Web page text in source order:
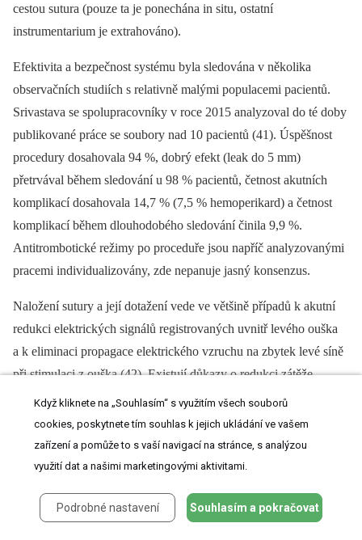
cestou sutura (pouze ta je ponechána in situ, ostatní
instrumentarium je extrahováno).
Efektivita a bezpečnost systému byla sledována v několika
observačních studiích s relativně malými populacemi pacientů.
Srivastava se spolupracovníky v roce 2015 analyzoval do té doby
publikované práce se soubory nad 10 pacientů (41). Úspěšnost
procedury dosahovala 94 %, dobrý efekt (leak do 5 mm)
přetrvával během sledování u 98 % pacientů, četnost akutních
komplikací dosahovala 14,7 % (7,5 % hemoperikard) a četnost
komplikací během dlouhodobého sledování činila 9,9 %.
Antitrombotické režimy po proceduře jsou napříč analyzovanými
pracemi individualizovány, zde nepanuje jasný konsenzus.
Naložení sutury a její dotažení vede ve většině případů k akutní
redukci elektrických signálů registrovaných uvnitř levého ouška
a k eliminaci propagace elektrického vzruchu na zbytek levé síně
při stimulaci z ouška (42). Existují důkazy o redukci zátěže
fibrilace síní u pacientů po ligaci ouška systémem Lariat (43).
Další v současné době dostupné perkutánní
Kromě okludérů Watchman a Amulet bylo v poslední vyvinuto
Když kliknete na „Souhlasím“ s využitím všech souborů
cookies, poskytnete tím souhlas k jejich ukládání ve vašem
zařízení a pomůže to s vaší navigací na stránce, s analýzou
využití dat a našimi marketingovými aktivitami.
Podrobné nastavení Souhlasím a pokračovat